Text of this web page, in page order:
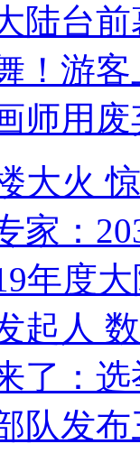
陆台
！游客
师用
大火
家：
年度
起人
了：
队发